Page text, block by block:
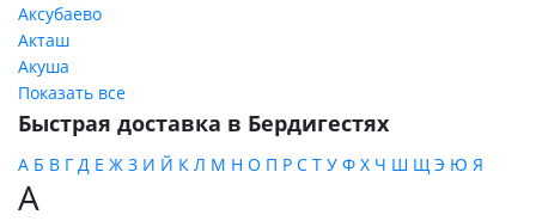
Аксубаево
Акташ
Акуша
Показать все
Быстрая доставка в Бердигестях
А Б В Г Д Е Ж З И Й К Л М Н О П Р С Т У Ф Х Ч Ш Щ Э Ю Я
А